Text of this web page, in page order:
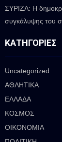
ΣΥΡΙΖΑ: Η
συγκάλυψης του
ΚΑΤΗΓΟΡΊΕΣ
Uncategorized
ΑΘΛΗΤΙΚΑ
ΕΛΛΑΔΑ
ΚΟΣΜΟΣ
ΟΙΚΟΝΟΜΙΑ